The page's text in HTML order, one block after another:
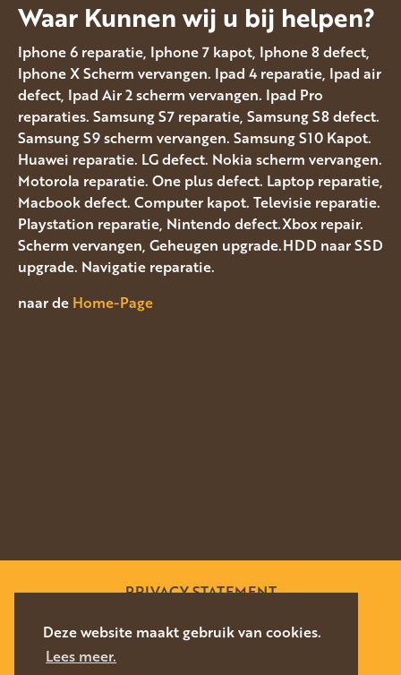
Deze website maakt gebruik van cookies.
Lees meer.
Waar Kunnen wij u bij helpen?
Iphone 6 reparatie, Iphone 7 kapot, Iphone 8 defect,
Iphone X Scherm vervangen. Ipad 4 reparatie, Ipad air
defect, Ipad Air 2 scherm vervangen. Ipad Pro
reparaties. Samsung S7 reparatie, Samsung S8 defect.
Samsung S9 scherm vervangen. Samsung S10 Kapot.
Huawei reparatie. LG defect. Nokia scherm vervangen.
Motorola reparatie. One plus defect. Laptop reparatie,
Macbook defect. Computer kapot. Televisie reparatie.
Playstation reparatie, Nintendo defect.Xbox repair.
Scherm vervangen, Geheugen upgrade.HDD naar SSD
upgrade. Navigatie reparatie.
naar de Home-Page
PRIVACY STATEMENT
WEBSITE DOOR